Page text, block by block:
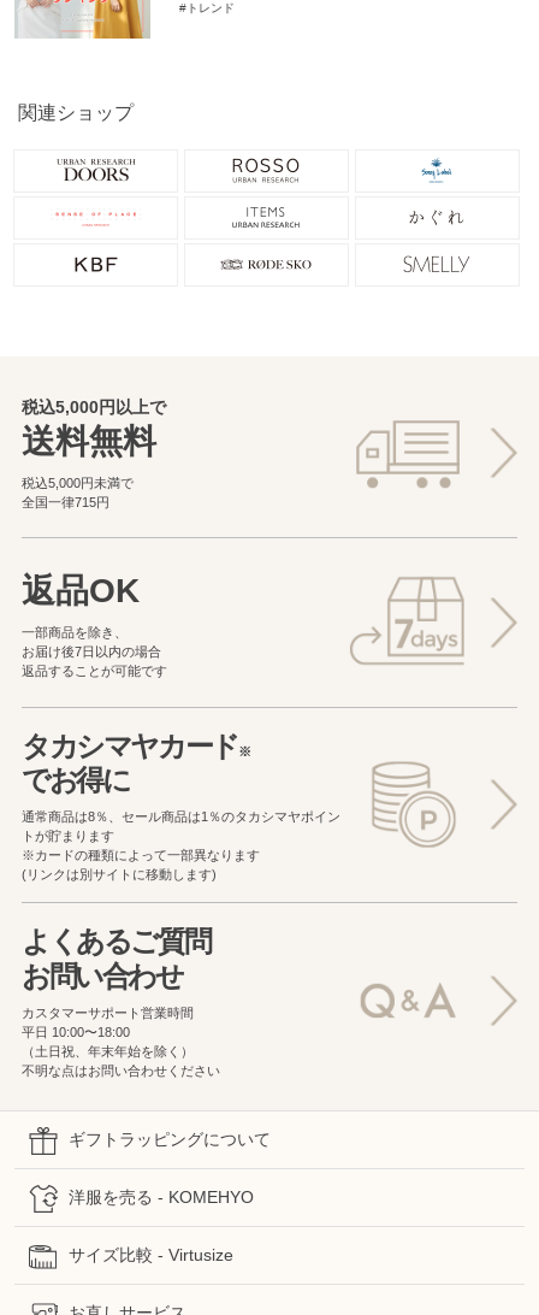
#トレンド
関連ショップ
税込5,000円以上で
送料無料
税込5,000円未満で
全国一律715円
返品OK
一部商品を除き、
お届け後7日以内の場合
返品することが可能です
タカシマヤカード※
でお得に
通常商品は8％、セール商品は1％のタカシマヤポイン
トが貯まります
※カードの種類によって一部異なります
(リンクは別サイトに移動します)
よくあるご質問
お問い合わせ
カスタマーサポート営業時間
平日 10:00〜18:00
（土日祝、年末年始を除く）
不明な点はお問い合わせください
ギフトラッピングについて
洋服を売る - KOMEHYO
サイズ比較 - Virtusize